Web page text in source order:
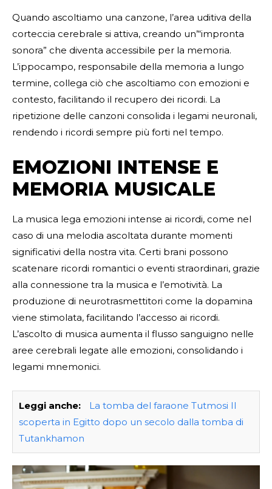
Quando ascoltiamo una canzone, l’area uditiva della
corteccia cerebrale si attiva, creando un’“impronta
sonora” che diventa accessibile per la memoria.
L’ippocampo, responsabile della memoria a lungo
termine, collega ciò che ascoltiamo con emozioni e
contesto, facilitando il recupero dei ricordi. La
ripetizione delle canzoni consolida i legami neuronali,
rendendo i ricordi sempre più forti nel tempo.
EMOZIONI INTENSE E
MEMORIA MUSICALE
La musica lega emozioni intense ai ricordi, come nel
caso di una melodia ascoltata durante momenti
significativi della nostra vita. Certi brani possono
scatenare ricordi romantici o eventi straordinari, grazie
alla connessione tra la musica e l’emotività. La
produzione di neurotrasmettitori come la dopamina
viene stimolata, facilitando l’accesso ai ricordi.
L’ascolto di musica aumenta il flusso sanguigno nelle
aree cerebrali legate alle emozioni, consolidando i
legami mnemonici.
Leggi anche:
La tomba del faraone Tutmosi II
scoperta in Egitto dopo un secolo dalla tomba di
Tutankhamon